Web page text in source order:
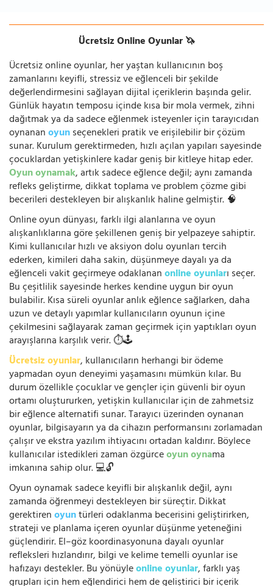
Ücretsiz Online Oyunlar 🦄
Ücretsiz online oyunlar, her yaştan kullanıcının boş
zamanlarını keyifli, stressiz ve eğlenceli bir şekilde
değerlendirmesini sağlayan dijital içeriklerin başında gelir.
Günlük hayatın temposu içinde kısa bir mola vermek, zihni
dağıtmak ya da sadece eğlenmek isteyenler için tarayıcıdan
oynananoyunseçenekleri pratik ve erişilebilir bir çözüm
sunar. Kurulum gerektirmeden, hızlı açılan yapıları sayesinde
çocuklardan yetişkinlere kadar geniş bir kitleye hitap eder.
Oyun oynamak, artık sadece eğlence değil; aynı zamanda
refleks geliştirme, dikkat toplama ve problem çözme gibi
becerileri destekleyen bir alışkanlık haline gelmiştir. 🧠
Online oyun dünyası, farklı ilgi alanlarına ve oyun
alışkanlıklarına göre şekillenen geniş bir yelpazeye sahiptir.
Kimi kullanıcılar hızlı ve aksiyon dolu oyunları tercih
ederken, kimileri daha sakin, düşünmeye dayalı ya da
eğlenceli vakit geçirmeye odaklananonline oyunları seçer.
Bu çeşitlilik sayesinde herkes kendine uygun bir oyun
bulabilir. Kısa süreli oyunlar anlık eğlence sağlarken, daha
uzun ve detaylı yapımlar kullanıcıların oyunun içine
çekilmesini sağlayarak zaman geçirmek için yaptıkları oyun
arayışlarına karşılık verir. ⏱️🕹️
Ücretsiz oyunlar, kullanıcıların herhangi bir ödeme
yapmadan oyun deneyimi yaşamasını mümkün kılar. Bu
durum özellikle çocuklar ve gençler için güvenli bir oyun
ortamı oluştururken, yetişkin kullanıcılar için de zahmetsiz
bir eğlence alternatifi sunar. Tarayıcı üzerinden oynanan
oyunlar, bilgisayarın ya da cihazın performansını zorlamadan
çalışır ve ekstra yazılım ihtiyacını ortadan kaldırır. Böylece
kullanıcılar istedikleri zaman özgürceoyun oynama
imkanına sahip olur. 💻🔓
Oyun oynamak sadece keyifli bir alışkanlık değil, aynı
zamanda öğrenmeyi destekleyen bir süreçtir. Dikkat
gerektirenoyuntürleri odaklanma becerisini geliştirirken,
strateji ve planlama içeren oyunlar düşünme yeteneğini
güçlendirir. El–göz koordinasyonuna dayalı oyunlar
refleksleri hızlandırır, bilgi ve kelime temelli oyunlar ise
hafızayı destekler. Bu yönüyleonline oyunlar, farklı yaş